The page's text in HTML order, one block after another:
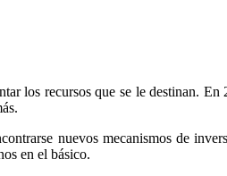
los recursos que se le destinan.
nuevos mecanismos de
en el básico.